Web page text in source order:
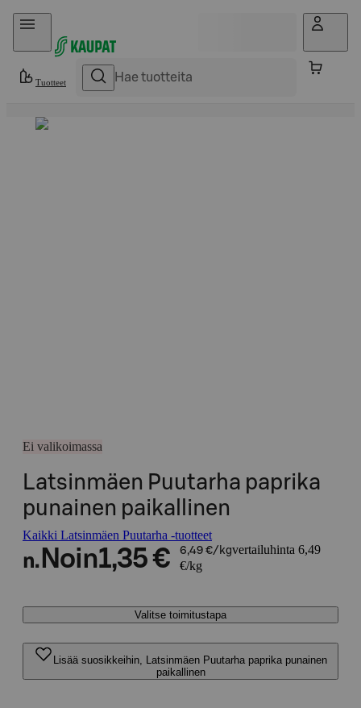
Hyppää sisältöön
Tuotteet
Ei valikoimassa
Latsinmäen Puutarha paprika
punainen paikallinen
Kaikki Latsinmäen Puutarha -tuotteet
n. Noin1,35 € 6,49 €/kgvertailuhinta 6,49
€/kg
Valitse toimitustapa
Lisää suosikkeihin, Latsinmäen Puutarha paprika punainen
paikallinen